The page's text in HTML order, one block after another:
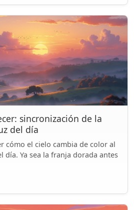
sincronización de la
del día
cómo el cielo cambia de color al
día. Ya sea la franja dorada antes